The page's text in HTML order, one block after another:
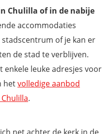
Chulilla of in de nabije
accommodaties
of je kan er
de stad te verblijven.
enkele leuke adresjes voor
hetvolledige aanbod
.